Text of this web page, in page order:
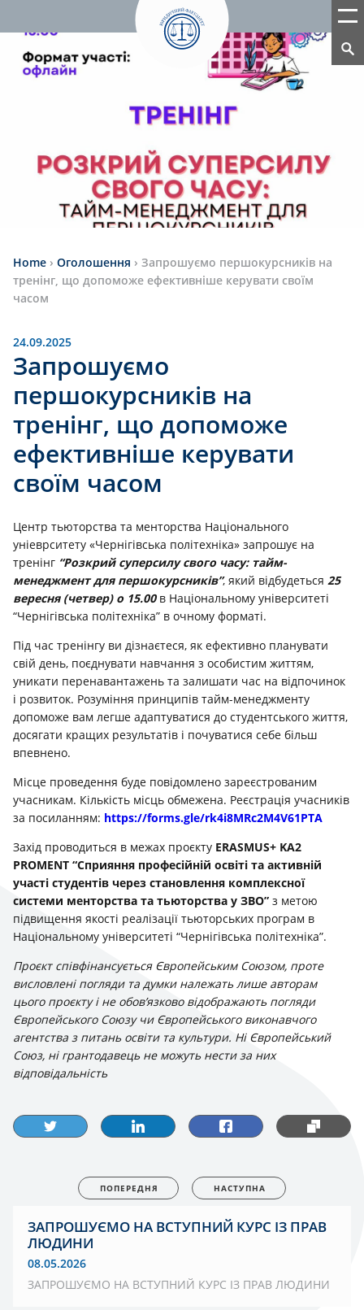
Home › Оголошення › Запрошуємо першокурсників на
тренінг, що допоможе ефективніше керувати своїм
часом
24.09.2025
Запрошуємо
першокурсників на
тренінг, що допоможе
ефективніше керувати
своїм часом
Центр тьюторства та менторства Національного
уніеврситету «Чернігівська політехніка» запрошує на
тренінг “Розкрий суперсилу свого часу: тайм-
менеджмент для першокурсників”, який відбудеться 25
вересня (четвер) о 15.00в Національному університеті
“Чернігівська політехніка” в очному форматі.
Під час тренінгу ви дізнаєтеся, як ефективно планувати
свій день, поєднувати навчання з особистим життям,
уникати перенавантажень та залишати час на відпочинок
і розвиток. Розуміння принципів тайм-менеджменту
допоможе вам легше адаптуватися до студентського життя,
досягати кращих результатів і почуватися себе більш
впевнено.
Місце проведення буде повідомлено зареєстрованим
учасникам. Кількість місць обмежена. Реєстрація учасників
за посиланням: https://forms.gle/rk4i8MRc2M4V61PTA
Захід проводиться в межах проєкту ERASMUS+ KA2
PROMENT “Сприяння професійній освіті та активній
участі студентів через становлення комплексної
системи менторства та тьюторства у ЗВО” з метою
підвищення якості реалізації тьюторських програм в
Національному університеті “Чернігівська політехніка”.
Проєкт співфінансується Європейським Союзом, проте
висловлені погляди та думки належать лише авторам
цього проєкту і не обов’язково відображають погляди
Європейського Союзу чи Європейського виконавчого
агентства з питань освіти та культури. Ні Європейський
Союз, ні грантодавець не можуть нести за них
відповідальність
ПОПЕРЕДНЯ НАСТУПНА
ЗАПРОШУЄМО НА ВСТУПНИЙ КУРС ІЗ ПРАВ
ЛЮДИНИ
08.05.2026
ЗАПРОШУЄМО НА ВСТУПНИЙ КУРС ІЗ ПРАВ ЛЮДИНИ